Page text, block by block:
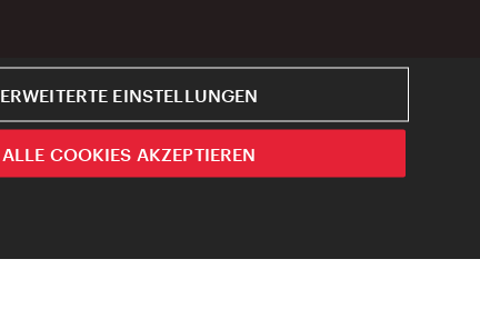
ERWEITERTE EINSTELLUNGEN
ALLE COOKIES AKZEPTIEREN